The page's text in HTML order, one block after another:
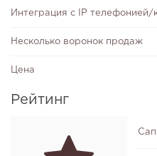
Интеграция с IP телефонией/
Несколько воронок продаж
Цена
Рейтинг